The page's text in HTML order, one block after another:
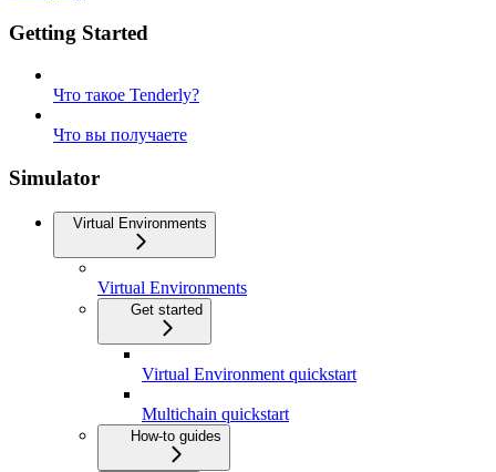
Getting Started
Что такое Tenderly?
Что вы получаете
Simulator
Virtual Environments
Virtual Environments
Get started
Virtual Environment quickstart
Multichain quickstart
How-to guides